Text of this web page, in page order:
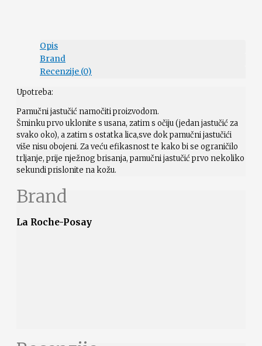
Opis
Brand
Recenzije (0)
Upotreba:
Pamučni jastučić namočiti proizvodom.
Šminku prvo uklonite s usana, zatim s očiju (jedan jastučić za
svako oko), a zatim s ostatka lica,sve dok pamučni jastučići
više nisu obojeni. Za veću efikasnost te kako bi se ograničilo
trljanje, prije nježnog brisanja, pamučni jastučić prvo nekoliko
sekundi prislonite na kožu.
Brand
La Roche-Posay